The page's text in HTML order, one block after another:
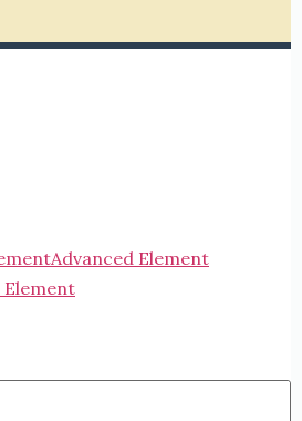
Advanced Element
Element